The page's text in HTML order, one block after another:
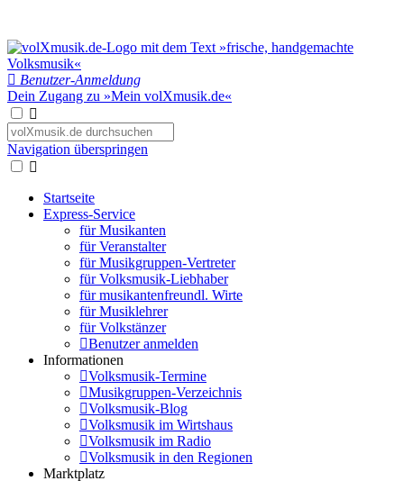
Benutzer-Anmeldung
Dein Zugang zu »Mein volXmusik.de«
Navigation überspringen
Startseite
Express-Service
für Musikanten
für Veranstalter
für Musikgruppen-Vertreter
für Volksmusik-Liebhaber
für musikantenfreundl. Wirte
für Musiklehrer
für Volkstänzer
Benutzer anmelden
Informationen
Volksmusik-Termine
Musikgruppen-Verzeichnis
Volksmusik-Blog
Volksmusik im Wirtshaus
Volksmusik im Radio
Volksmusik in den Regionen
Marktplatz